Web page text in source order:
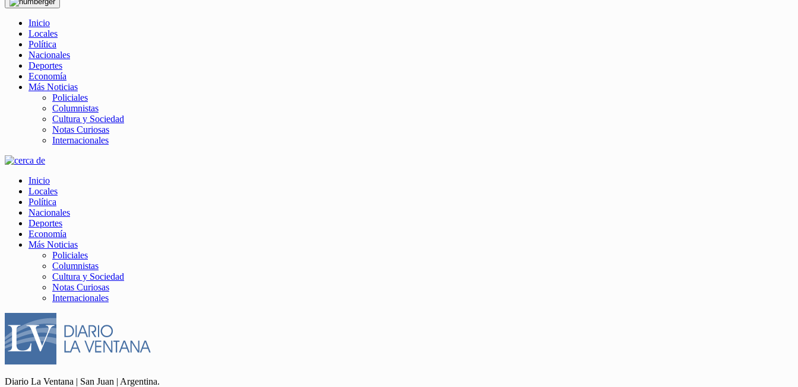
Inicio
Locales
Política
Nacionales
Deportes
Economía
Más Noticias
Policiales
Columnistas
Cultura y Sociedad
Notas Curiosas
Internacionales
Inicio
Locales
Política
Nacionales
Deportes
Economía
Más Noticias
Policiales
Columnistas
Cultura y Sociedad
Notas Curiosas
Internacionales
Diario La Ventana | San Juan | Argentina.